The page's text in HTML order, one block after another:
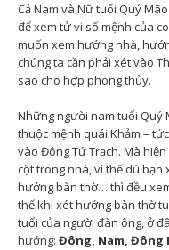
Cả Nam và Nữ tuổi Quý
để xem tử vi số mệnh của
muốn xem hướng nhà,
chúng ta cần phải xét vào
sao cho hợp phong thủy.
Những người nam tuổi Quý
thuộc mệnh quái Khảm –
vào Đông Tứ Trạch. Mà
cột trong nhà, vì thế dù
hướng bàn thờ… thì đều
thế khi xét hướng bàn thờ
tuổi của người đàn ông, ở
hướng: Đông, Nam, Đông